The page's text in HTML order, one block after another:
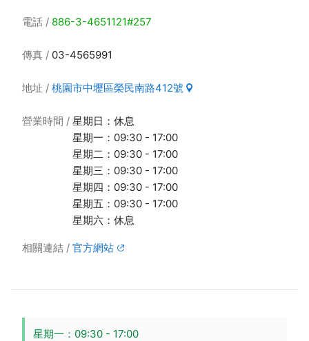
電話 886-3-4651121#257
傳真 03-4565991
地址 桃園市中壢區榮民南路412號
營業時間
星期日：休息
星期一：09:30 - 17:00
星期二：09:30 - 17:00
星期三：09:30 - 17:00
星期四：09:30 - 17:00
星期五：09:30 - 17:00
星期六：休息
相關連結 官方網站
星期一：09:30 - 17:00